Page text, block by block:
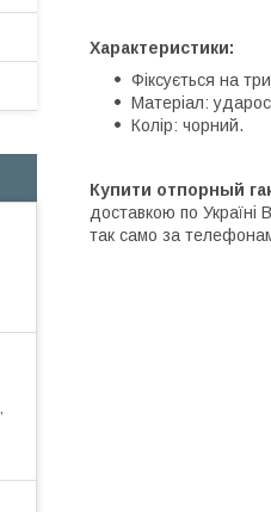
Характеристики:
Фіксується на
Матеріал:
Колір: чорний.
Купити отпорный
доставкою по
так само за